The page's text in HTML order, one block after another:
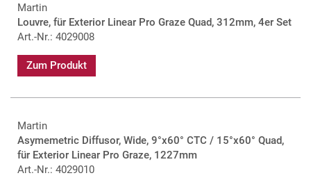
Martin
Louvre, für Exterior Linear Pro Graze Quad, 312mm, 4er Set
Art.-Nr.: 4029008
Zum Produkt
Martin
Asymemetric Diffusor, Wide, 9°x60° CTC / 15°x60° Quad,
für Exterior Linear Pro Graze, 1227mm
Art.-Nr.: 4029010